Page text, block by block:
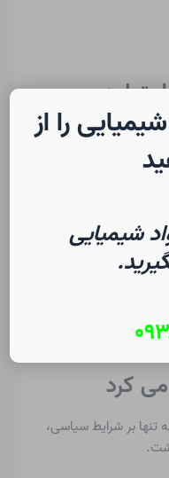
لرن
| فرهنگ
تنها بر شرایط سیاسی،
را از
شیمیایی